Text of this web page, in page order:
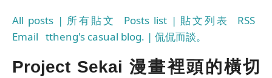
All posts | 所有貼文 Posts list | 貼文列表
RSS
Email ttheng's casual blog. | 侃侃而談。
Project Sekai 漫畫裡頭的橫切